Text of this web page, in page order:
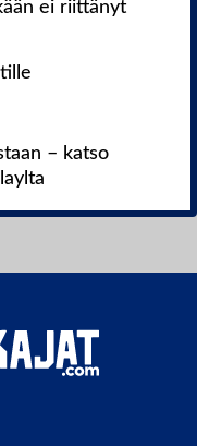
ei riittänyt
– katso